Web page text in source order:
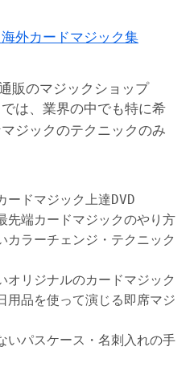
外カードマジック集
販のマジックショップ
では、業界の中でも特に希
ジックのテクニックのみ
ードマジック上達DVD
先端カードマジックのやり方
カラーチェンジ・テクニック
オリジナルのカードマジック
用品を使って演じる即席マジ
いパスケース・名刺入れの手